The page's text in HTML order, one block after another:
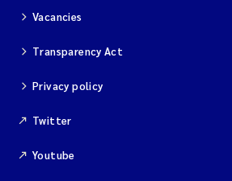
You Song
Vacancies
Transparency Act
Privacy policy
Twitter
Youtube